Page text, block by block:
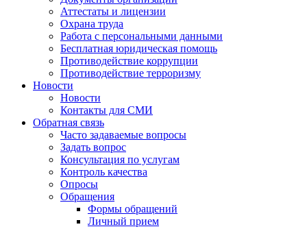
Аттестаты и лицензии
Охрана труда
Работа с персональными данными
Бесплатная юридическая помощь
Противодействие коррупции
Противодействие терроризму
Новости
Новости
Контакты для СМИ
Обратная связь
Часто задаваемые вопросы
Задать вопрос
Консультация по услугам
Контроль качества
Опросы
Обращения
Формы обращений
Личный прием